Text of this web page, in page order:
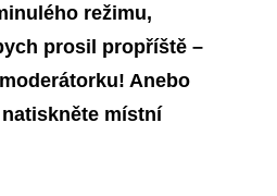
režimu,
prosil propříště –
Anebo
místní